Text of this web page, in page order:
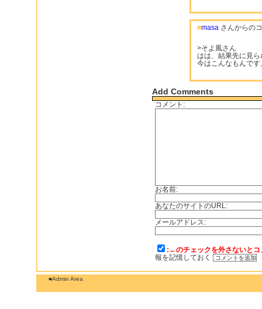
■masa さんからの
>そよ風さん
はは、結果先に見
今はこんなもんで
Add Comments
コメント:
お名前:
あなたのサイトのURL:
メールアドレス:
:←のチェックを外さないと
報を記憶しておく
■Admin Area